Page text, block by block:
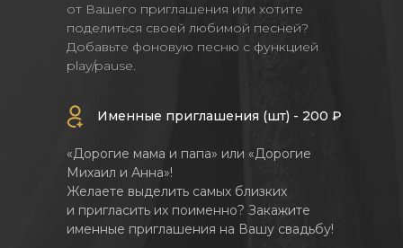
от Вашего приглашения или хотите
поделиться своей любимой песней?
Добавьте фоновую песню с функцией
play/pause.
«Дорогие мама и папа» или «Дорогие
Михаил и Анна»!
Желаете выделить самых близких
и пригласить их поименно? Закажите
именные приглашения на Вашу свадьбу!
Именные приглашения (шт) - 200 ₽